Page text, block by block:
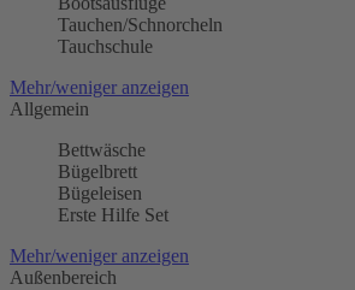
Tauchen/Schnorcheln
Tauchschule
Mehr/weniger anzeigen
Allgemein
Bettwäsche
Bügelbrett
Bügeleisen
Erste Hilfe Set
Mehr/weniger anzeigen
Außenbereich